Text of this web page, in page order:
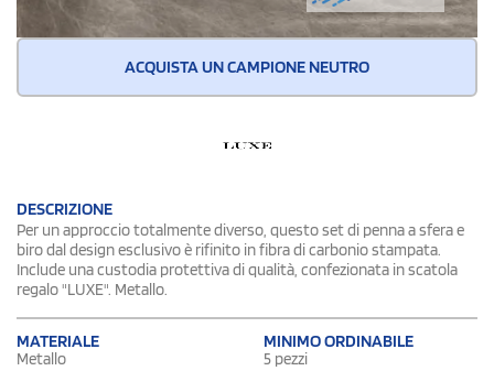
ACQUISTA UN CAMPIONE NEUTRO
DESCRIZIONE
Per un approccio totalmente diverso, questo set di penna a sfera e
biro dal design esclusivo è rifinito in fibra di carbonio stampata.
Include una custodia protettiva di qualità, confezionata in scatola
regalo "LUXE". Metallo.
MATERIALE
Metallo
MINIMO ORDINABILE
5 pezzi